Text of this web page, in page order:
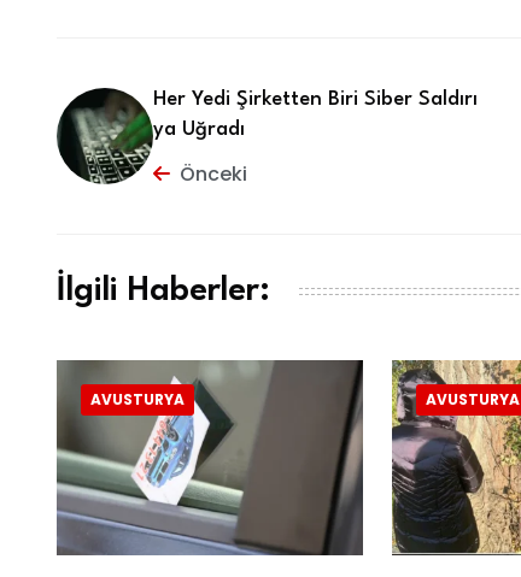
Her Yedi Şirketten Biri Siber Saldırı
ya Uğradı
Önceki
İlgili Haberler:
AVUSTURYA AVUSTURYA